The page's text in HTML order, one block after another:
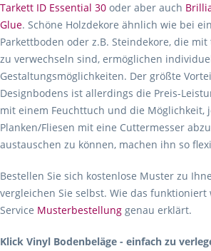
Tarkett ID Essential 30 oder aber auch
Glue. Schöne Holzdekore ähnlich wie bei
Parkettboden oder z.B. Steindekore, die
zu verwechseln sind, ermöglichen
Gestaltungsmöglichkeiten. Der größte
Designbodens ist allerdings die Preis-
mit einem Feuchttuch und die Möglichkeit,
Planken/Fliesen mit eine Cuttermesser
austauschen zu können, machen ihn so
Bestellen Sie sich kostenlose Muster zu
vergleichen Sie selbst. Wie das
Service Musterbestellung genau erklärt.
Klick Vinyl Bodenbeläge - einfach zu